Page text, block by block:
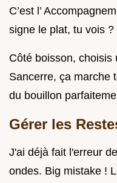
C’est l’
signe le plat, tu vois ?
Côté boisson, choisis
Sancerre, ça marche
du bouillon
Gérer les
J'ai déjà fait l'erreur
ondes. Big mistake !